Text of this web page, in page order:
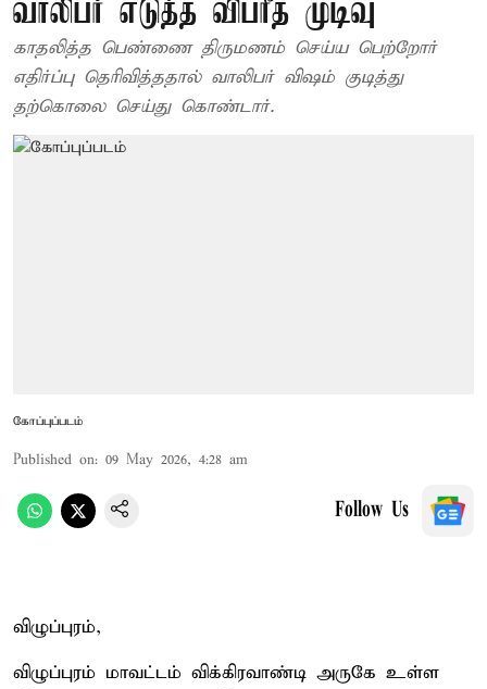
வாலிபர் எடுத்த விபரீத முடிவு
காதலித்த பெண்ணை திருமணம் செய்ய பெற்றோர்
எதிர்ப்பு தெரிவித்ததால் வாலிபர் விஷம் குடித்து
தற்கொலை செய்து கொண்டார்.
கோப்புப்படம்
Published on: 09 May 2026, 4:28 am
Follow Us
விழுப்புரம்,
விழுப்புரம் மாவட்டம் விக்கிரவாண்டி அருகே உள்ள